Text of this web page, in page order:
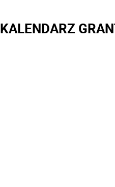
KALENDARZ